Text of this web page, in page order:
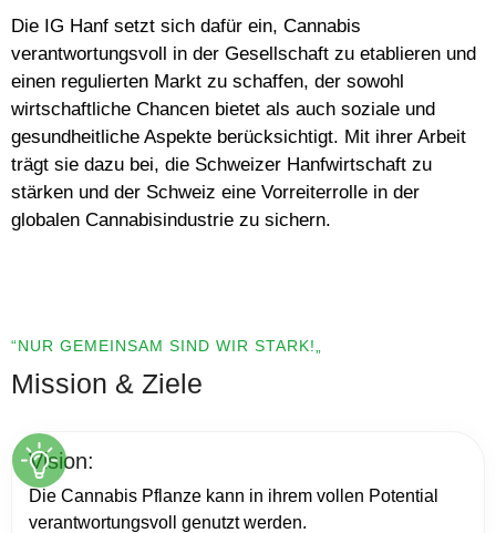
Die IG Hanf setzt sich dafür ein, Cannabis
verantwortungsvoll in der Gesellschaft zu etablieren und
einen regulierten Markt zu schaffen, der sowohl
wirtschaftliche Chancen bietet als auch soziale und
gesundheitliche Aspekte berücksichtigt. Mit ihrer Arbeit
trägt sie dazu bei, die Schweizer Hanfwirtschaft zu
stärken und der Schweiz eine Vorreiterrolle in der
globalen Cannabisindustrie zu sichern.
“NUR GEMEINSAM SIND WIR STARK!„
Mission & Ziele
Vision:
Die Cannabis Pflanze kann in ihrem vollen Potential
verantwortungsvoll genutzt werden.